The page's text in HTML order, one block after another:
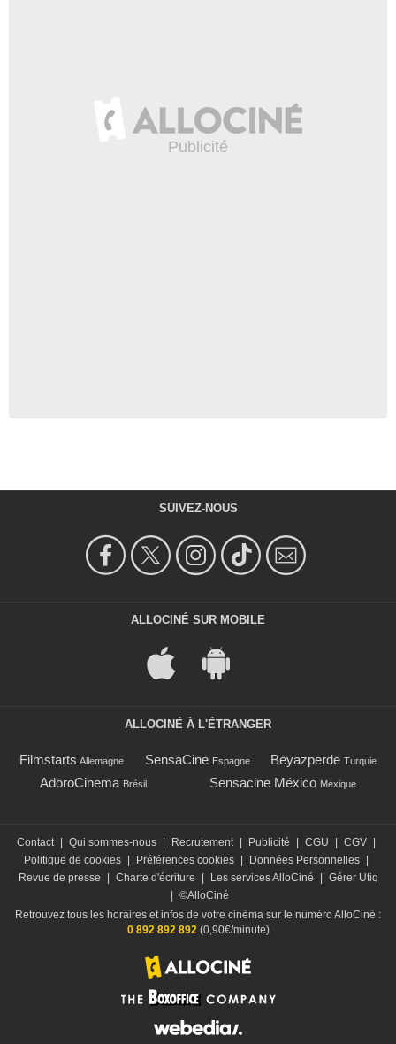
SUIVEZ-NOUS
ALLOCINÉ SUR MOBILE
ALLOCINÉ À L'ÉTRANGER
Filmstarts Allemagne SensaCine Espagne Beyazperde Turquie
AdoroCinema Brésil Sensacine México Mexique
Contact Qui sommes-nous Recrutement Publicité CGU CGV
Politique de cookies
Préférences cookies Données Personnelles
Revue de presse
Charte d'écriture Les services AlloCiné
Gérer Utiq
©AlloCiné
Retrouvez tous les horaires et infos de votre cinéma sur le numéro AlloCiné :
0 892 892 892(0,90€/minute)